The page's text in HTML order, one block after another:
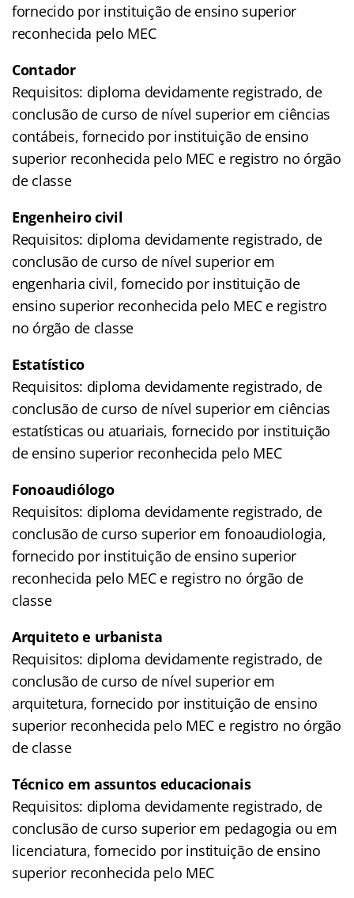
fornecido por instituição de ensino superior
reconhecida pelo MEC
Contador
Requisitos: diploma devidamente registrado, de
conclusão de curso de nível superior em ciências
contábeis, fornecido por instituição de ensino
superior reconhecida pelo MEC e registro no órgão
de classe
Engenheiro civil
Requisitos: diploma devidamente registrado, de
conclusão de curso de nível superior em
engenharia civil, fornecido por instituição de
ensino superior reconhecida pelo MEC e registro
no órgão de classe
Estatístico
Requisitos: diploma devidamente registrado, de
conclusão de curso de nível superior em ciências
estatísticas ou atuariais, fornecido por instituição
de ensino superior reconhecida pelo MEC
Fonoaudiólogo
Requisitos: diploma devidamente registrado, de
conclusão de curso superior em fonoaudiologia,
fornecido por instituição de ensino superior
reconhecida pelo MEC e registro no órgão de
classe
Arquiteto e urbanista
Requisitos: diploma devidamente registrado, de
conclusão de curso de nível superior em
arquitetura, fornecido por instituição de ensino
superior reconhecida pelo MEC e registro no órgão
de classe
Técnico em assuntos educacionais
Requisitos: diploma devidamente registrado, de
conclusão de curso superior em pedagogia ou em
licenciatura, fornecido por instituição de ensino
superior reconhecida pelo MEC